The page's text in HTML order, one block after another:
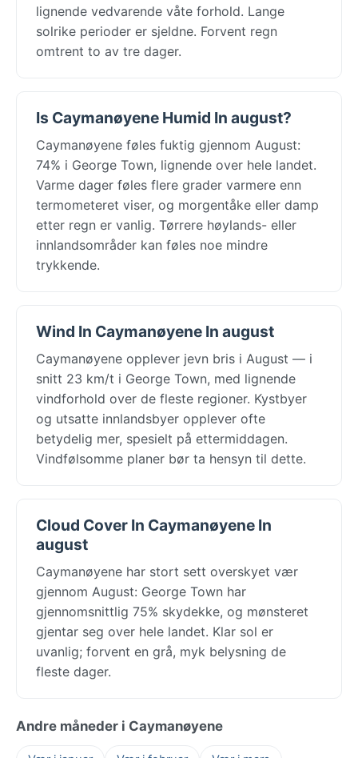
lignende vedvarende våte forhold. Lange
solrike perioder er sjeldne. Forvent regn
omtrent to av tre dager.
Is Caymanøyene Humid In august?
Caymanøyene føles fuktig gjennom August:
74% i George Town, lignende over hele landet.
Varme dager føles flere grader varmere enn
termometeret viser, og morgentåke eller damp
etter regn er vanlig. Tørrere høylands- eller
innlandsområder kan føles noe mindre
trykkende.
Wind In Caymanøyene In august
Caymanøyene opplever jevn bris i August — i
snitt 23 km/t i George Town, med lignende
vindforhold over de fleste regioner. Kystbyer
og utsatte innlandsbyer opplever ofte
betydelig mer, spesielt på ettermiddagen.
Vindfølsomme planer bør ta hensyn til dette.
Cloud Cover In Caymanøyene In
august
Caymanøyene har stort sett overskyet vær
gjennom August: George Town har
gjennomsnittlig 75% skydekke, og mønsteret
gjentar seg over hele landet. Klar sol er
uvanlig; forvent en grå, myk belysning de
fleste dager.
Andre måneder i Caymanøyene